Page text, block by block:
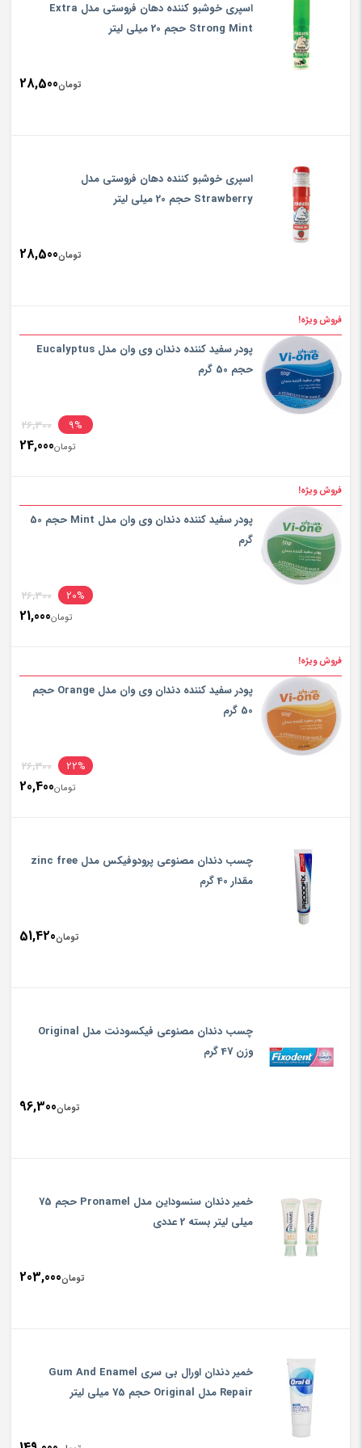
اسپری خوشبو کننده دهان فروستی مدل Extra
Strong Mint حجم 20 میلی لیتر
تومان28,500
اسپری خوشبو کننده دهان فروستی مدل
Strawberry حجم 20 میلی لیتر
تومان28,500
فروش ویژه!
پودر سفید کننده دندان وی وان مدل Eucalyptus
حجم 50 گرم
9%
26,300
تومان24,000
فروش ویژه!
پودر سفید کننده دندان وی وان مدل Mint حجم 50
گرم
20%
26,300
تومان21,000
فروش ویژه!
پودر سفید کننده دندان وی وان مدل Orange حجم
50 گرم
22%
26,300
تومان20,400
چسب دندان مصنوعی پرودوفیکس مدل zinc free
مقدار 40 گرم
تومان51,420
چسب دندان مصنوعی فیکسودنت مدل Original
وزن 47 گرم
تومان96,300
خمیر دندان سنسوداین مدل Pronamel حجم 75
میلی لیتر بسته 2 عددی
تومان203,000
خمیر دندان اورال بی سری Gum And Enamel
Repair مدل Original حجم 75 میلی لیتر